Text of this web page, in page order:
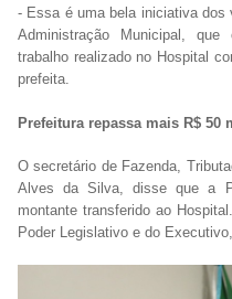
- Essa é uma bela iniciativa dos
Administração Municipal,
trabalho realizado no Hospital
prefeita.
Prefeitura repassa mais R$ 50
O secretário de Fazenda,
Alves da Silva, disse que a
montante transferido ao
Poder Legislativo e do